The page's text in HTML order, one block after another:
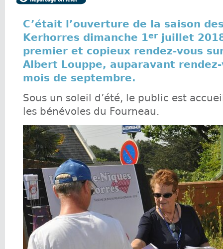
C’était l’ouverture de la saison
Kerhorres dimanche 1er juillet
premier et copieux rendez-vous
Albert Louppe, auparavant
mois de septembre.
Sous un soleil d’été, le public est
les bénévoles du Fourneau.